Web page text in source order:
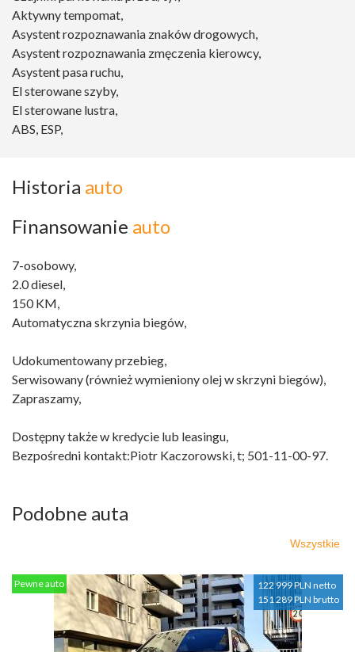
Aktywny tempomat,
Asystent rozpoznawania znaków drogowych,
Asystent rozpoznawania zmęczenia kierowcy,
Asystent pasa ruchu,
El sterowane szyby,
El sterowane lustra,
ABS, ESP,
Historia auto
Finansowanie auto
7-osobowy,
2.0 diesel,
150 KM,
Automatyczna skrzynia biegów,
Udokumentowany przebieg,
Serwisowany (również wymieniony olej w skrzyni biegów),
Zapraszamy,
Dostępny także w kredycie lub leasingu,
Bezpośredni kontakt:Piotr Kaczorowski, t; 501-11-00-97.
Podobne auta
Wszystkie
122 999 PLN netto
151 289 PLN brutto
Pewne auto